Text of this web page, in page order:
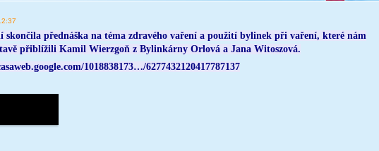
skončila přednáška na téma zdravého vaření a použití bylinek při vaření, které nám
přiblížili Kamil Wierzgoň z Bylinkárny Orlová a Jana Witoszová.
1018838173…/6277432120417787137